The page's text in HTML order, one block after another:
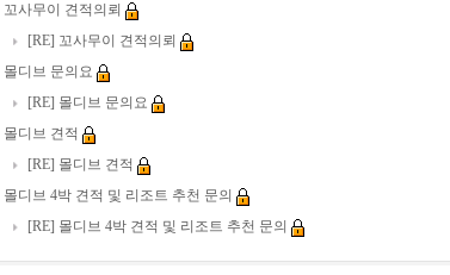
꼬사무이 견적의뢰
[RE] 꼬사무이 견적의뢰
몰디브 문의요
[RE] 몰디브 문의요
몰디브 견적
[RE] 몰디브 견적
몰디브 4박 견적 및 리조트 추천 문의
[RE] 몰디브 4박 견적 및 리조트 추천 문의